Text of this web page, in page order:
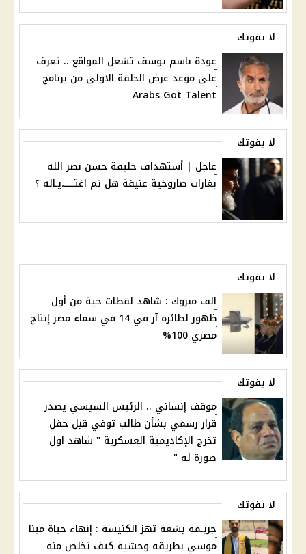
لا يفوتك
عودة باسم يوسف تشعل المواقع .. تعرف
علي موعد عرض الحلقة الاولي من برنامج
Arabs Got Talent
لا يفوتك
عاجل | أستهداف خليفة حسن نصر الله
بغارات صاروخية عنيفة هل تم اغتـــــ،يـاله ؟
لا يفوتك
الف مبروك : شاهد لقطات حية من أول
ظهور لطائرة آر في 14 في سماء مصر إنتاج
مصري 100%
لا يفوتك
موقف إنساني .. الرئيس السيسي يصدر
قرار رسمي بشأن طالب توفي قبل حفل
تخرج الإكاديمية العسكرية " شاهد اول
صورة له "
لا يفوتك
جريـمة بشعة تهز الكنيسة : إنهاء حياة مينا
موسي بطريقة وحشية كيف تخلص منه